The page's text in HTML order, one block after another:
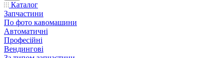
Каталог
Запчастини
По фото кавомашини
Автоматичні
Професійні
Вендингові